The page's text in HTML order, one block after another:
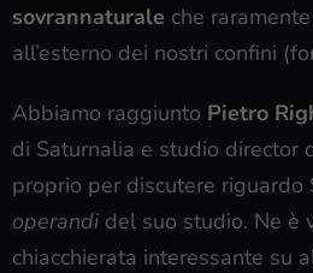
sovrannaturale che
all’esterno dei nostri confini
Abbiamo raggiunto Pietro
di Saturnalia e studio director
proprio per discutere riguardo
operandi del suo studio. Ne è
chiacchierata interessante su